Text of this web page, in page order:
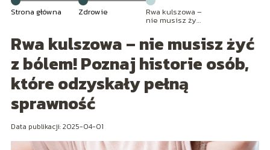
Strona główna Zdrowie Rwa kulszowa –
nie musisz żyć
historie osób,
które odzyskały
pełną
sprawność
Rwa kulszowa – nie musisz żyć
z bólem! Poznaj historie osób,
które odzyskały pełną
sprawność
Data publikacji: 2025-04-01